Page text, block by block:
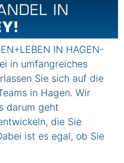
IN HAGEN-
in umfangreiches
Sie sich auf die
in Hagen. Wir
darum geht
die Sie
ist es egal, ob Sie